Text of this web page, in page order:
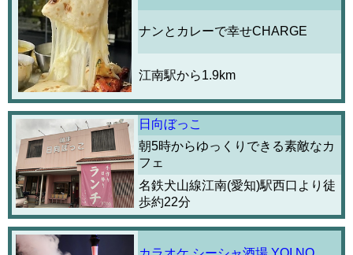
ナンとカレーで幸せCHARGE
江南駅から1.9km
日向ぼっこ
朝5時からゆっくりできる素敵なカ
フェ
名鉄犬山線江南(愛知)駅西口より徒
歩約22分